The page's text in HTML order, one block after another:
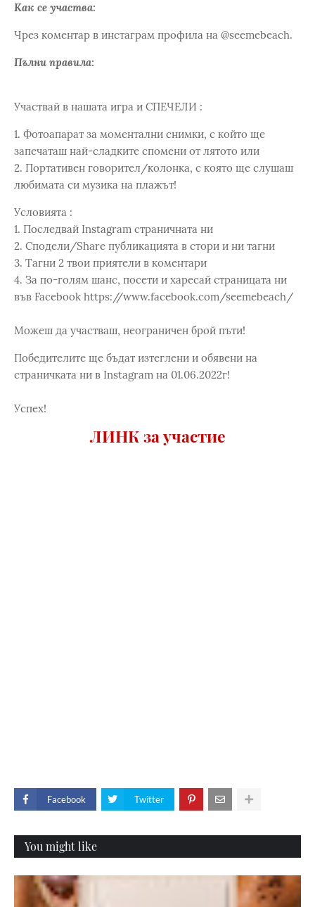
Как се участва:
Чрез коментар в инстаграм профила на @seemebeach.
Пълни правила:
Участвай в нашата игра и СПЕЧЕЛИ :
1. Фотоапарат за моментални снимки, с който ще
запечаташ най-сладките спомени от лятото или
2. Портативен говорител/колонка, с която ще слушаш
любимата си музика на плажът!
Условията :
1. Последвай Instagram страничната ни
2. Сподели/Share публикацията в стори и ни тагни
3. Тагни 2 твои приятели в коментари
4. За по-голям шанс, посети и харесай страницата ни
във Facebook https://www.facebook.com/seemebeach/
Можеш да участваш, неограничен брой пъти!
Победителите ще бъдат изтеглени и обявени на
страничката ни в Instagram на 01.06.2022г!
Успех!
ЛИНК за участие
Facebook Twitter
You might like